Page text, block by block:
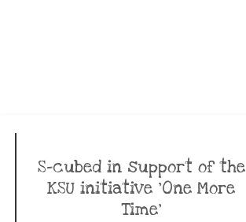
S-cubed in support of the
KSU initiative ‘One More
Time’